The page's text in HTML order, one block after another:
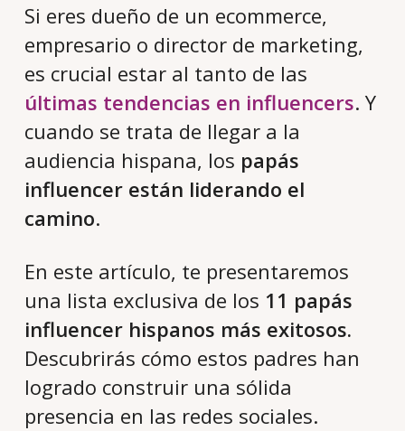
Si eres dueño de un ecommerce,
empresario o director de marketing,
es crucial estar al tanto de las
últimas tendencias en influencers. Y
cuando se trata de llegar a la
audiencia hispana, los papás
influencer están liderando el
camino.
En este artículo, te presentaremos
una lista exclusiva de los 11 papás
influencer hispanos más exitosos.
Descubrirás cómo estos padres han
logrado construir una sólida
presencia en las redes sociales.